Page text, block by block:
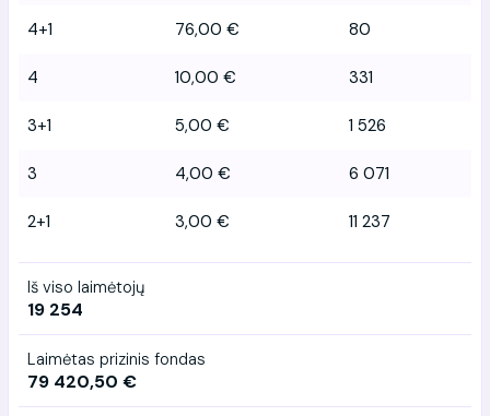
4+1 76,00 € 80
4 10,00 € 331
3+1 5,00 € 1 526
3 4,00 € 6 071
2+1 3,00 € 11 237
Iš viso laimėtojų
19 254
Laimėtas prizinis fondas
79 420,50 €